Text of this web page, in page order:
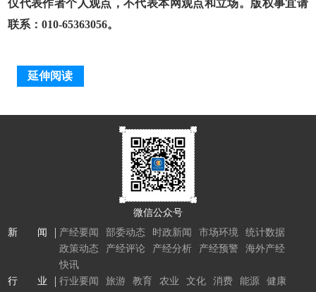
仅代表作者个人观点，不代表本网观点和立场。版权事宜请
联系：010-65363056。
延伸阅读
微信公众号
新 闻
产经要闻 部委动态 时政新闻 市场环境
统计数据
政策动态
产经评论 产经分析 产经预警
海外产经
快讯
行 业
行业要闻 旅游 教育 农业 文化 消费 能源 健康